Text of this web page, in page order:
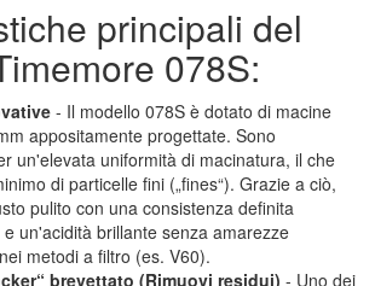
principali del
078S:
- Il modello 078S è dotato di macine
appositamente progettate. Sono
un'elevata uniformità di macinatura, il che
di particelle fini („fines“). Grazie a ciò,
pulito con una consistenza definita
un'acidità brillante senza amarezze
metodi a filtro (es. V60).
brevettato (Rimuovi residui) - Uno dei